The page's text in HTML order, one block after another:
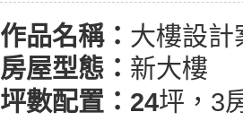
作品名稱： 大樓設計
房屋型態： 新大樓
坪數配置：24坪，3